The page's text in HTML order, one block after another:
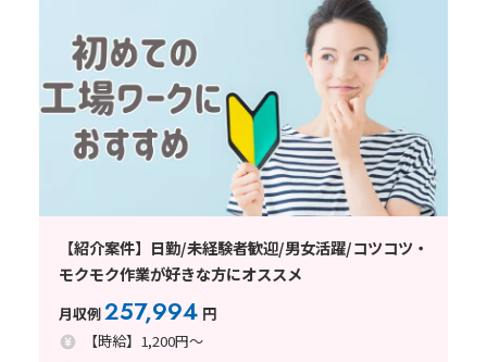
【紹介案件】日勤/未経験者歓迎/男女活躍/コツコツ・
モクモク作業が好きな方にオススメ
月収例257,994 円
【時給】1,200円～